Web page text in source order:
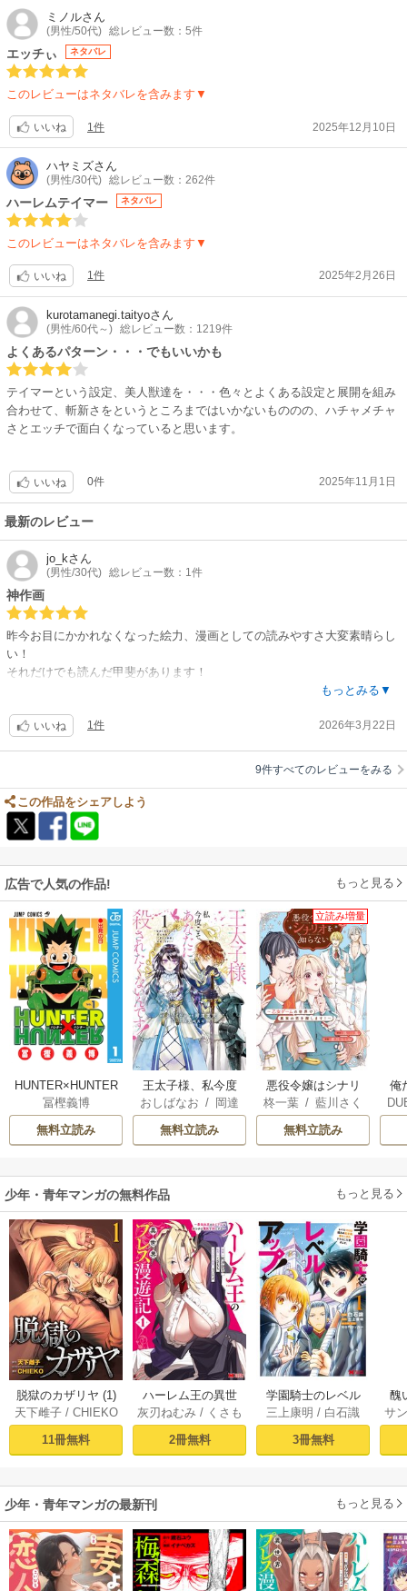
ミノルさん
(男性/50代) 総レビュー数：5件
エッチぃ ネタバレ
このレビューはネタバレを含みます▼
いいね 1件 2025年12月10日
ハヤミズさん
(男性/30代) 総レビュー数：262件
ハーレムテイマー ネタバレ
このレビューはネタバレを含みます▼
いいね 1件 2025年2月26日
kurotamanegi.taityoさん
(男性/60代～) 総レビュー数：1219件
よくあるパターン・・・でもいいかも
テイマーという設定、美人獣達を・・・色々とよくある設定と展開を組み
合わせて、斬新さをというところまではいかないもののの、ハチャメチャ
さとエッチで面白くなっていると思います。
いいね 0件 2025年11月1日
最新のレビュー
jo_kさん
(男性/30代) 総レビュー数：1件
神作画
昨今お目にかかれなくなった絵力、漫画としての読みやすさ大変素晴らし
い！
それだけでも読んだ甲斐があります！
もっとみる▼
いいね 1件 2026年3月22日
9件すべてのレビューをみる
この作品をシェアしよう
広告で人気の作品! もっと見る
HUNTER×HUNTER
モノクロ版
冨樫義博
無料立読み
王太子様、私今度
こそあなたに殺さ
れたくないんで
す！ ～聖女に嵌め
二度目は串刺し回
避します！～
おしばなお / 岡達
英茉/先崎真琴
無料立読み
立読み増量
悪役令嬢はシナリ
オを知らない ～乙
女ゲームの世界で
真実の恋を探しま
柊一葉 /藍川さく
ら
無料立読み
俺
少年・青年マンガの無料作品 もっと見る
脱獄のカザリヤ (1)
天下雌子/ CHIEKO
11冊無料
ハーレム王の異世
界プレス漫遊記 ～
最強無双のおじさ
んはあらゆる種族
ミック） 1巻
灰刃ねむみ / くさも
ち
2冊無料
学園騎士のレベル
アップ！レベル100
0超えの転生者、落
ちこぼれクラスに
（コミック） ： 1
三上康明 / 白石識
3冊無料
醜
同
サ
少年・青年マンガの最新刊 もっと見る